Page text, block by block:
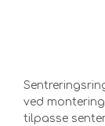
ved
tilpasse